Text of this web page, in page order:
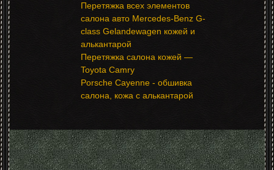
Перетяжка всех элементов
салона авто Mercedes-Benz G-
class Gelandewagen кожей и
алькантарой
Перетяжка салона кожей —
Toyota Camry
Porsche Cayenne - обшивка
салона, кожа с алькантарой